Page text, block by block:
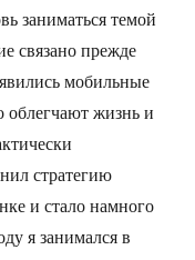
заниматься темой
связано прежде
мобильные
облегчают жизнь и
стратегию
и стало намного
я занимался в